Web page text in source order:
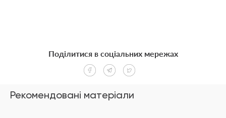
Рекомендовані матеріали
Поділитися в соціальних мережах